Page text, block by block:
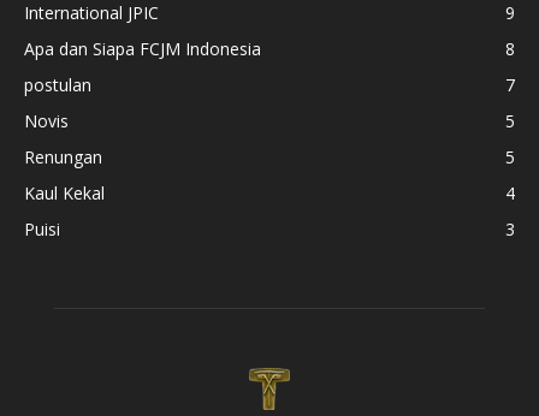
International JPIC
9
Apa dan Siapa FCJM Indonesia
8
postulan
7
Novis
5
Renungan
5
Kaul Kekal
4
Puisi
3